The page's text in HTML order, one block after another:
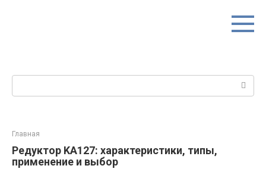
Главная
Редуктор KA127: характеристики, типы,
применение и выбор